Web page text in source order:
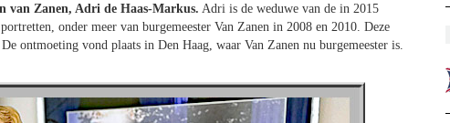
van Zanen, Adri de Haas-Markus. Adri is de weduwe van de in 2015
onder meer van burgemeester Van Zanen in 2008 en 2010. Deze
ontmoeting vond plaats in Den Haag, waar Van Zanen nu burgemeester is.